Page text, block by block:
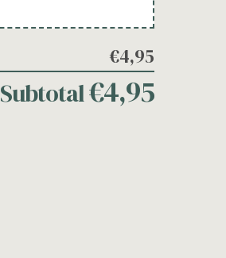
€4,95
Subtotal€4,95